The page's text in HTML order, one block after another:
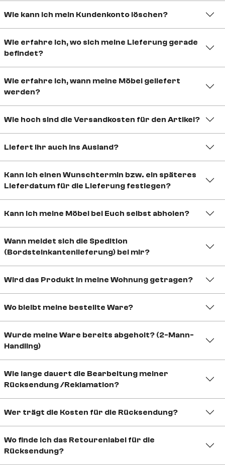
Wie kann ich mein Kundenkonto löschen?
Wie erfahre ich, wo sich meine Lieferung gerade
befindet?
Wie erfahre ich, wann meine Möbel geliefert
werden?
Wie hoch sind die Versandkosten für den Artikel?
Liefert ihr auch ins Ausland?
Kann ich einen Wunschtermin bzw. ein späteres
Lieferdatum für die Lieferung festlegen?
Kann ich meine Möbel bei Euch selbst abholen?
Wann meldet sich die Spedition
(Bordsteinkantenlieferung) bei mir?
Wird das Produkt in meine Wohnung getragen?
Wo bleibt meine bestellte Ware?
Wurde meine Ware bereits abgeholt? (2-Mann-
Handling)
Wie lange dauert die Bearbeitung meiner
Rücksendung /Reklamation?
Wer trägt die Kosten für die Rücksendung?
Wo finde ich das Retourenlabel für die
Rücksendung?